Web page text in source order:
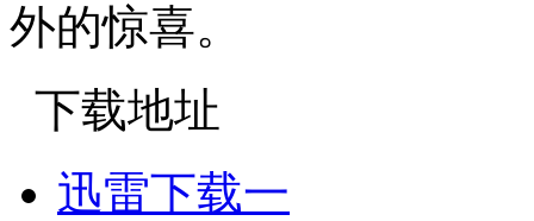
外的惊喜。
下载地址
迅雷下载一